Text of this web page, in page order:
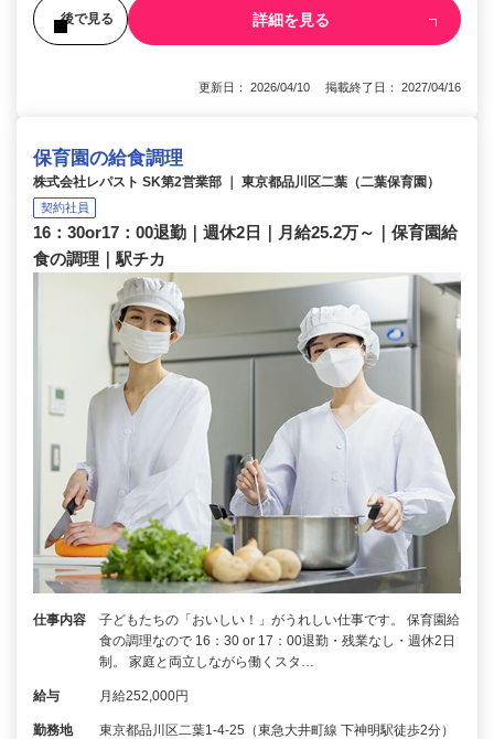
後で見る 詳細を見る
更新日： 2026/04/10 掲載終了日： 2027/04/16
保育園の給食調理
株式会社レパスト SK第2営業部 ｜ 東京都品川区二葉（二葉保育園）
契約社員
16：30or17：00退勤｜週休2日｜月給25.2万～｜保育園給
食の調理｜駅チカ
仕事内容
子どもたちの「おいしい！」がうれしい仕事です。 保育園給
食の調理なので 16：30 or 17：00退勤・残業なし・週休2日
制。 家庭と両立しながら働くスタ…
給与 月給252,000円
勤務地 東京都品川区二葉1-4-25（東急大井町線 下神明駅徒歩2分）